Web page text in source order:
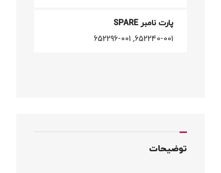
پارت نامبر SPARE
652240-001, 652296-001
توضیحات